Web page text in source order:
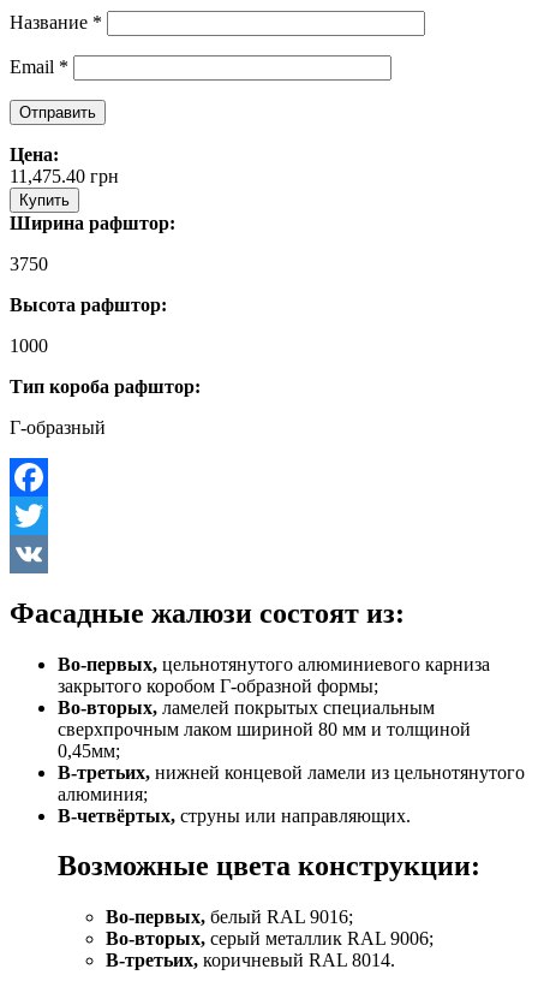
Название *
Email *
Цена:
11,475.40 грн
Купить
Ширина рафштор:
3750
Высота рафштор:
1000
Тип короба рафштор:
Г-образный
Facebook
Twitter
Фасадные жалюзи состоят из:
Во-первых, цельнотянутого алюминиевого карниза
закрытого коробом Г-образной формы;
Во-вторых, ламелей покрытых специальным
сверхпрочным лаком шириной 80 мм и толщиной
0,45мм;
В-третьих, нижней концевой ламели из цельнотянутого
алюминия;
В-четвёртых, струны или направляющих.
Возможные цвета конструкции:
Во-первых, белый RAL 9016;
Во-вторых, серый металлик RAL 9006;
В-третьих, коричневый RAL 8014.